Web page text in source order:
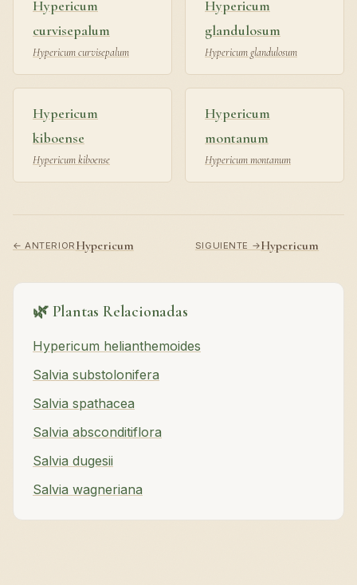
Hypericum
curvisepalum
Hypericum curvisepalum
Hypericum
glandulosum
Hypericum glandulosum
Hypericum
kiboense
Hypericum kiboense
Hypericum
montanum
Hypericum montanum
← ANTERIORHypericum SIGUIENTE →Hypericum
🌿 Plantas Relacionadas
Hypericum helianthemoides
Salvia substolonifera
Salvia spathacea
Salvia absconditiflora
Salvia dugesii
Salvia wagneriana